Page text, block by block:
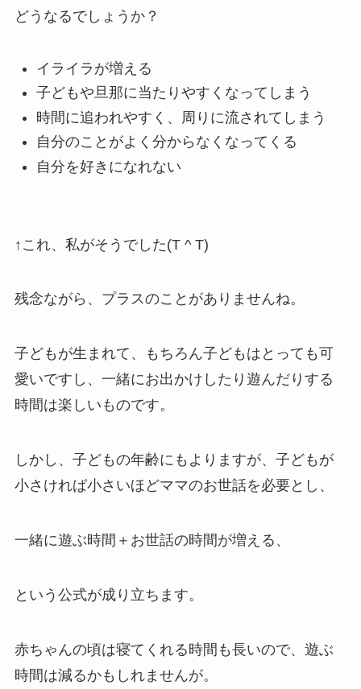
どうなるでしょうか？
イライラが増える
子どもや旦那に当たりやすくなってしまう
時間に追われやすく、周りに流されてしまう
自分のことがよく分からなくなってくる
自分を好きになれない
↑これ、私がそうでした(T ^ T)
残念ながら、プラスのことがありませんね。
子どもが生まれて、もちろん子どもはとっても可
愛いですし、一緒にお出かけしたり遊んだりする
時間は楽しいものです。
しかし、子どもの年齢にもよりますが、子どもが
小さければ小さいほどママのお世話を必要とし、
一緒に遊ぶ時間＋お世話の時間が増える、
という公式が成り立ちます。
赤ちゃんの頃は寝てくれる時間も長いので、遊ぶ
時間は減るかもしれませんが。